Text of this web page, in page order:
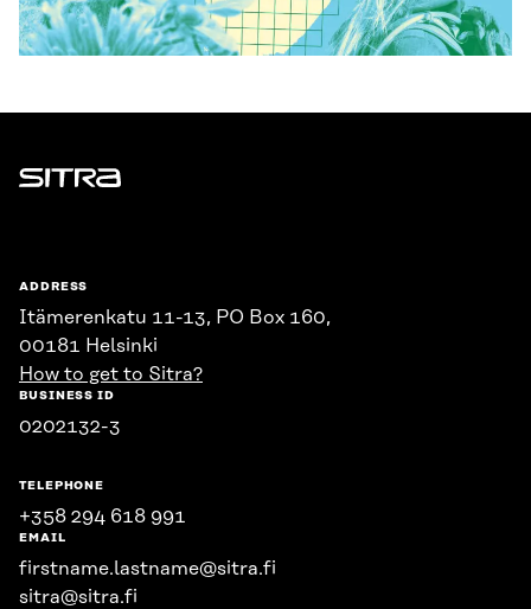
Sitra
ADDRESS
Itämerenkatu 11-13, PO Box 160,
00181 Helsinki
How to get to Sitra?
BUSINESS ID
0202132-3
TELEPHONE
+358 294 618 991
EMAIL
firstname.lastname@sitra.fi
sitra@sitra.fi